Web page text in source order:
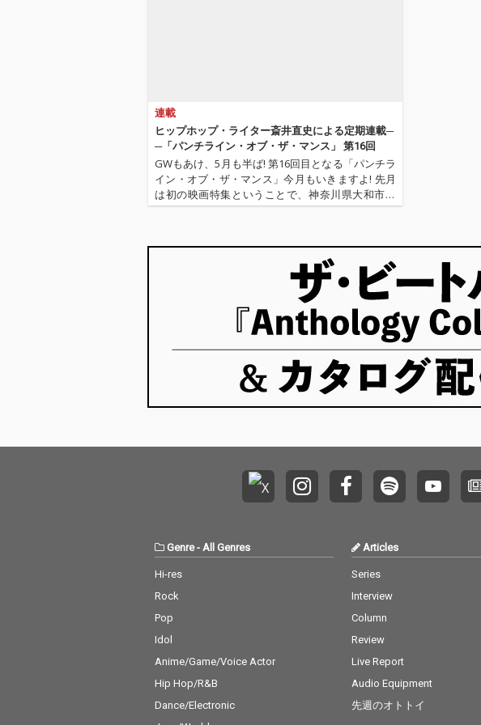
連載
ヒップホップ・ライター斎井直史による定期連載─
─「パンチライン・オブ・ザ・マンス」 第16回
GWもあけ、5月も半ば! 第16回目となる「パンチラ
イン・オブ・ザ・マンス」今月もいきますよ! 先月
は初の映画特集ということで、神奈川県大和市を
舞台にした映画『大和(カリフォルニア)』をピック
Genre- All Genres
Hi-res
Rock
Pop
Idol
Anime/Game/Voice Actor
Hip Hop/R&B
Dance/Electronic
Articles
Series
Interview
Column
Review
Live Report
Audio Equipment
先週のオトトイ